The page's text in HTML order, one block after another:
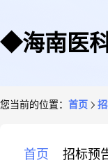
◆海南医
您当前的位置： 首页
首页 招标预